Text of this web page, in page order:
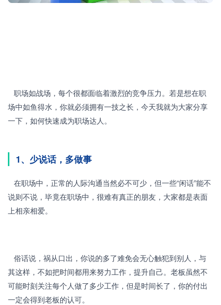
场中如鱼得水，你就必须拥有一技之长，今天我就为大家分享
一下，如何快速成为职场达人。
1、少说话，多做事
说则不说，毕竟在职场中，很难有真正的朋友，大家都是表面
上相亲相爱。
其这样，不如把时间都用来努力工作，提升自己。老板虽然不
可能时刻关注每个人做了多少工作，但是时间长了，你的付出
一定会得到老板的认可。